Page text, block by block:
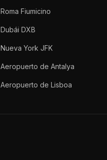
Roma Fiumicino
Dubái DXB
Nueva York JFK
Aeropuerto de Antalya
Aeropuerto de Lisboa